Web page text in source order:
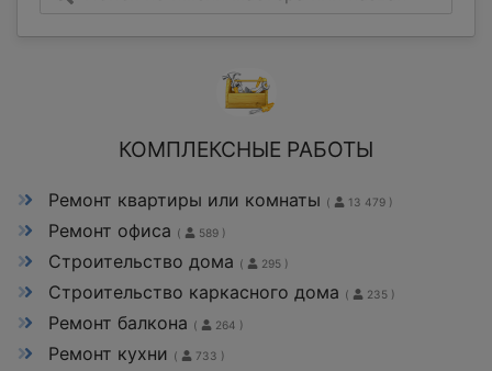
КОМПЛЕКСНЫЕ РАБОТЫ
Ремонт квартиры или комнаты ( 13 479 )
Ремонт офиса ( 589 )
Строительство дома ( 295 )
Строительство каркасного дома ( 235 )
Ремонт балкона ( 264 )
Ремонт кухни ( 733 )